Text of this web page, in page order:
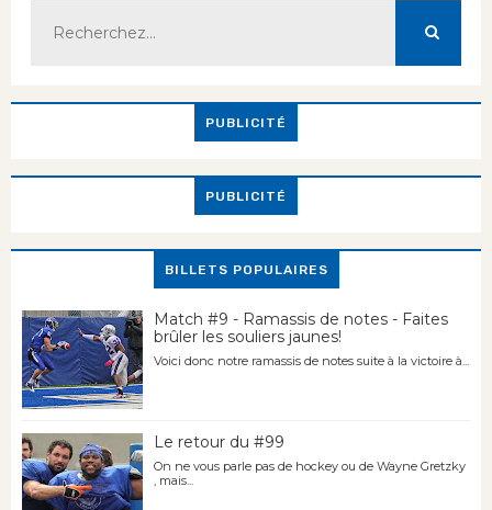
PUBLICITÉ
PUBLICITÉ
BILLETS POPULAIRES
Match #9 - Ramassis de notes - Faites
brûler les souliers jaunes!
Voici donc notre ramassis de notes suite à la victoire à...
Le retour du #99
On ne vous parle pas de hockey ou de Wayne Gretzky
, mais...